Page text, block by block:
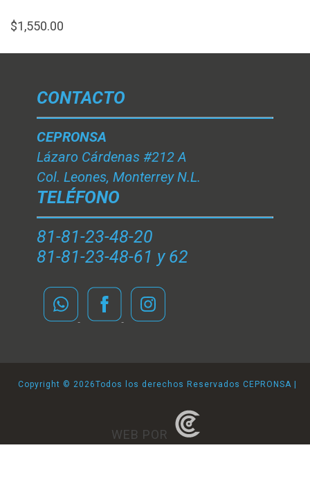
$1,550.00
CONTACTO
CEPRONSA
Lázaro Cárdenas #212 A
Col. Leones, Monterrey N.L.
TELÉFONO
81-81-23-48-20
81-81-23-48-61 y 62
Copyright © 2026Todos los derechos Reservados CEPRONSA |
WEB POR